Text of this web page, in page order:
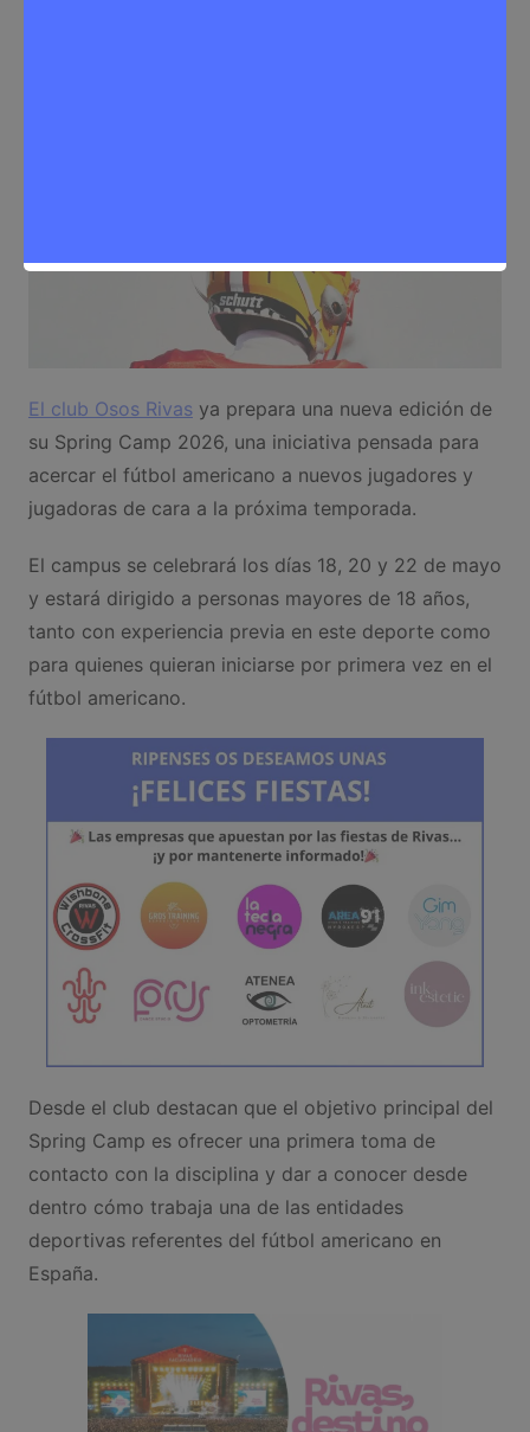
El club Osos Rivasya prepara una nueva edición de
su Spring Camp 2026, una iniciativa pensada para
acercar el fútbol americano a nuevos jugadores y
jugadoras de cara a la próxima temporada.
El campus se celebrará los días 18, 20 y 22 de mayo
y estará dirigido a personas mayores de 18 años,
tanto con experiencia previa en este deporte como
para quienes quieran iniciarse por primera vez en el
fútbol americano.
Desde el club destacan que el objetivo principal del
Spring Camp es ofrecer una primera toma de
contacto con la disciplina y dar a conocer desde
dentro cómo trabaja una de las entidades
deportivas referentes del fútbol americano en
España.